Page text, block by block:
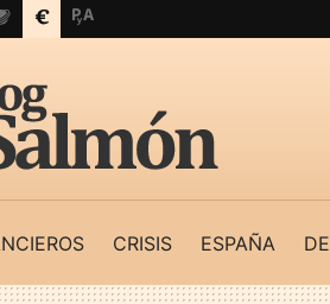
CRISIS ESPAÑA